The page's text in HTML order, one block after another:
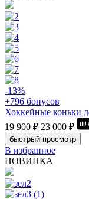
-13%
+796 бонусов
Хоккейные коньки
19 900 ₽ 23 000 ₽
быстрый просмотр
В избранное
НОВИНКА